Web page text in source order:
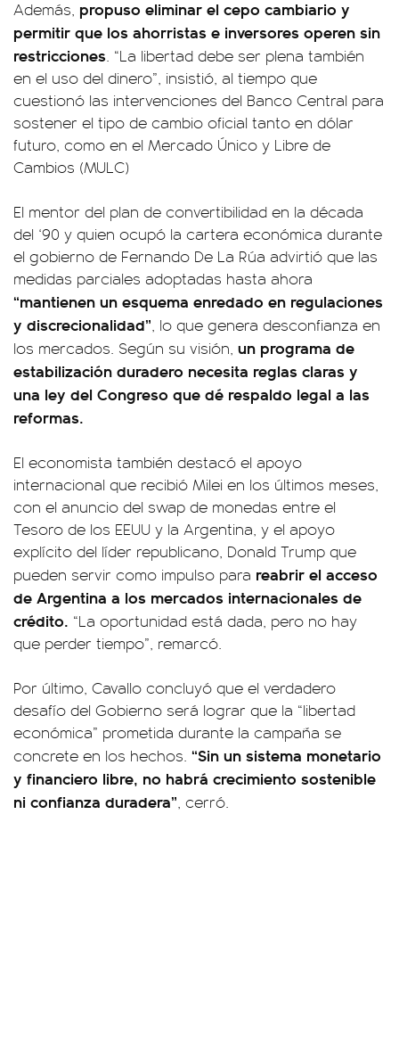
Además, propuso eliminar el cepo cambiario y
permitir que los ahorristas e inversores operen sin
restricciones. “La libertad debe ser plena también
en el uso del dinero”, insistió, al tiempo que
cuestionó las intervenciones del Banco Central para
sostener el tipo de cambio oficial tanto en dólar
futuro, como en el Mercado Único y Libre de
Cambios (MULC)
El mentor del plan de convertibilidad en la década
del ‘90 y quien ocupó la cartera económica durante
el gobierno de Fernando De La Rúa advirtió que las
medidas parciales adoptadas hasta ahora
“mantienen un esquema enredado en regulaciones
y discrecionalidad”, lo que genera desconfianza en
los mercados. Según su visión, un programa de
estabilización duradero necesita reglas claras y
una ley del Congreso que dé respaldo legal a las
reformas.
El economista también destacó el apoyo
internacional que recibió Milei en los últimos meses,
con el anuncio del swap de monedas entre el
Tesoro de los EEUU y la Argentina, y el apoyo
explícito del líder republicano, Donald Trump que
pueden servir como impulso para reabrir el acceso
de Argentina a los mercados internacionales de
crédito. “La oportunidad está dada, pero no hay
que perder tiempo”, remarcó.
Por último, Cavallo concluyó que el verdadero
desafío del Gobierno será lograr que la “libertad
económica” prometida durante la campaña se
concrete en los hechos. “Sin un sistema monetario
y financiero libre, no habrá crecimiento sostenible
ni confianza duradera”, cerró.